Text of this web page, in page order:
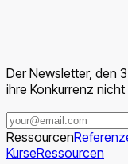
Der Newsletter, den
ihre Konkurrenz nicht
Ressourcen
KurseRessourcen